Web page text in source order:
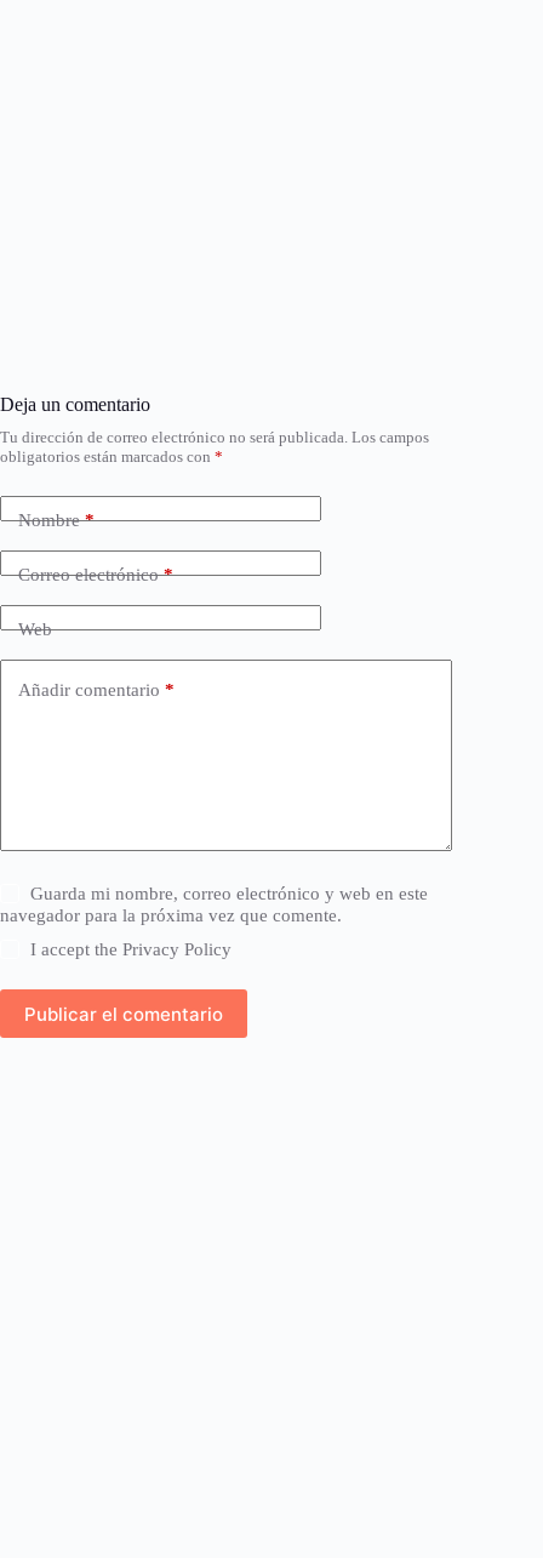
Deja un comentario
Tu dirección de correo electrónico no será publicada. Los campos
obligatorios están marcados con *
Nombre*
Correo electrónico*
Web
Añadir comentario *
Guarda mi nombre, correo electrónico y web en este
navegador para la próxima vez que comente.
I accept thePrivacy Policy
Publicar el comentario